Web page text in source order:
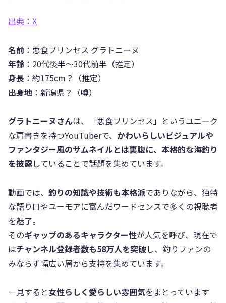
出典：X
名前 ：悪食プリンセス グラトニーヌ
年齢 ：20代後半〜30代前半（推定）
身長 ：約175cm？（推定）
出身地 ：新潟県？（噂）
グラトニーヌさんは、「悪食プリンセス」というユニーク
な肩書きを持つYouTuberで、 かわいらしいビジュアルや
ファンタジー風のサムネイルとは裏腹に、本格的な海釣り
を披露していることで話題を集めています。
動画では、 釣りの知識や技術も本格派でありながら、独特
な語り口やユーモアに富んだワードセンスで多くの視聴者
を魅了。
そのギャップのあるキャラクター性が人気を呼び、現在で
はチャンネル登録者数も58万人を突破し、釣りファンの
みならず幅広い層から支持を集めています。
一見すると女性らしく愛らしい雰囲気をまとっています